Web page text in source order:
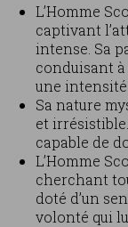
L’Homme
captivant
intense. Sa
conduisant
une intensité
Sa nature
et
capable de
L’Homme
cherchant
doté d’un
volonté qui